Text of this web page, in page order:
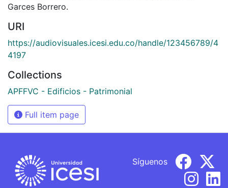
Garces Borrero.
URI
https://audiovisuales.icesi.edu.co/handle/123456789/4
4197
Collections
APFFVC - Edificios - Patrimonial
Full item page
Síguenos